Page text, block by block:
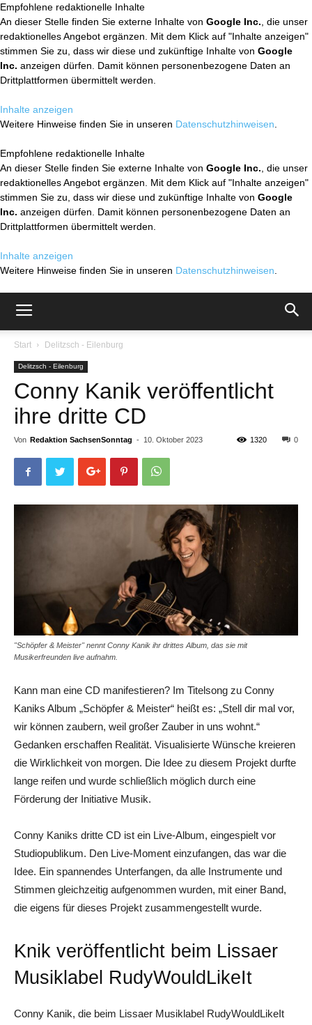
Empfohlene redaktionelle Inhalte
An dieser Stelle finden Sie externe Inhalte von Google Inc. , die unser
redaktionelles Angebot ergänzen. Mit dem Klick auf "Inhalte anzeigen"
stimmen Sie zu, dass wir diese und zukünftige Inhalte von Google
Inc. anzeigen dürfen. Damit können personenbezogene Daten an
Drittplattformen übermittelt werden.
Inhalte anzeigen
Weitere Hinweise finden Sie in unseren Datenschutzhinweisen
Empfohlene redaktionelle Inhalte
An dieser Stelle finden Sie externe Inhalte von Google Inc. , die unser
redaktionelles Angebot ergänzen. Mit dem Klick auf "Inhalte anzeigen"
stimmen Sie zu, dass wir diese und zukünftige Inhalte von Google
Inc. anzeigen dürfen. Damit können personenbezogene Daten an
Drittplattformen übermittelt werden.
Inhalte anzeigen
Weitere Hinweise finden Sie in unseren Datenschutzhinweisen
Start Delitzsch - Eilenburg
Delitzsch - Eilenburg
Conny Kanik veröffentlicht
ihre dritte CD
Von Redaktion SachsenSonntag - 10. Oktober 2023 0
1320
"Schöpfer & Meister" nennt Conny Kanik ihr drittes Album, das sie mit
Musikerfreunden live aufnahm.
Kann man eine CD manifestieren? Im Titelsong zu Conny
Kaniks Album „Schöpfer & Meister“ heißt es: „Stell dir mal vor,
wir können zaubern, weil großer Zauber in uns wohnt.“
Gedanken erschaffen Realität. Visualisierte Wünsche kreieren
die Wirklichkeit von morgen. Die Idee zu diesem Projekt durfte
lange reifen und wurde schließlich möglich durch eine
Förderung der Initiative Musik.
Conny Kaniks dritte CD ist ein Live-Album, eingespielt vor
Studiopublikum. Den Live-Moment einzufangen, das war die
Idee. Ein spannendes Unterfangen, da alle Instrumente und
Stimmen gleichzeitig aufgenommen wurden, mit einer Band,
die eigens für dieses Projekt zusammengestellt wurde.
Knik veröffentlicht beim Lissaer
Musiklabel RudyWouldLikeIt
Conny Kanik, die beim Lissaer Musiklabel RudyWouldLikeIt